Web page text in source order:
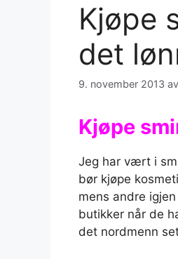
Kjøpe
det
9. november 2013 av
Kjøpe
Jeg har vært i
bør kjøpe
mens andre
butikker når de
det nordmenn